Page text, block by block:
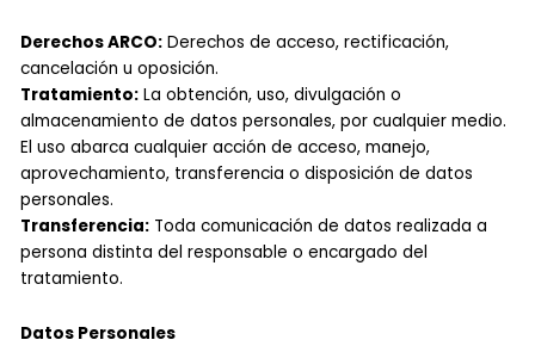
Derechos ARCO: Derechos de acceso, rectificación,
cancelación u oposición.
Tratamiento: La obtención, uso, divulgación o
almacenamiento de datos personales, por cualquier medio.
El uso abarca cualquier acción de acceso, manejo,
aprovechamiento, transferencia o disposición de datos
personales.
Transferencia: Toda comunicación de datos realizada a
persona distinta del responsable o encargado del
tratamiento.
Datos Personales